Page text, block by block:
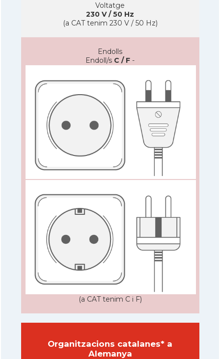
Voltatge
230 V / 50 Hz
(a CAT tenim 230 V / 50 Hz)
Endolls
Endoll/s C / F -
(a CAT tenim C i F)
Organitzacions catalanes* a
Alemanya